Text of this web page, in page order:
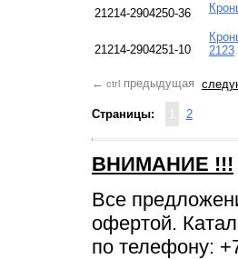
21214-2904250-36
21214-2904251-10
2123
← ctrl предыдущая
Страницы: 2
ВНИМАНИЕ !!!
Все
офертой.
по телефону: